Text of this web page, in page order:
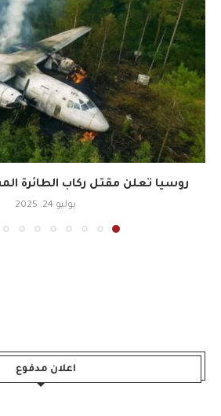
روسيا تعلن مقتل ركاب الطائرة
يوليو 24, 2025
اعلان مدفوع